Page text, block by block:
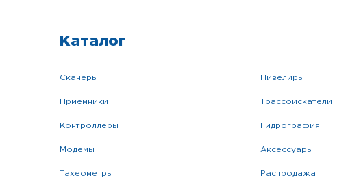
Каталог
сканеры
приёмники
контроллеры
модемы
тахеометры
нивелиры
трассоискатели
гидрография
аксессуары
распродажа